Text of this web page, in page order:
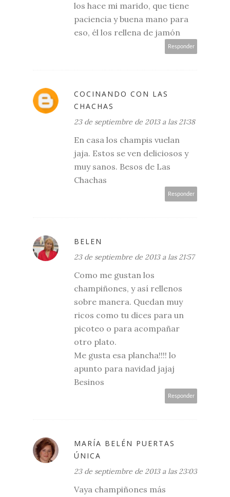
los hace mi marido, que tiene
paciencia y buena mano para
eso, él los rellena de jamón
Responder
COCINANDO CON LAS
CHACHAS
23 de septiembre de 2013 a las 21:38
En casa los champis vuelan
jaja. Estos se ven deliciosos y
muy sanos. Besos de Las
Chachas
Responder
BELEN
23 de septiembre de 2013 a las 21:57
Como me gustan los
champiñones, y así rellenos
sobre manera. Quedan muy
ricos como tu dices para un
picoteo o para acompañar
otro plato.
Me gusta esa plancha!!!! lo
apunto para navidad jajaj
Besinos
Responder
MARÍA BELÉN PUERTAS
ÚNICA
23 de septiembre de 2013 a las 23:03
Vaya champiñones más